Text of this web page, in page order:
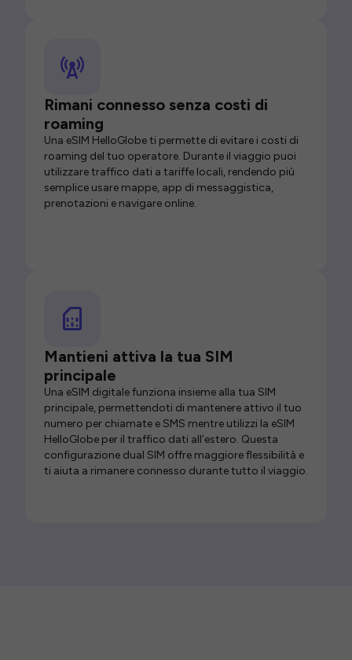
Rimani connesso senza costi di
roaming
Una eSIM HelloGlobe ti permette di evitare i costi di
roaming del tuo operatore. Durante il viaggio puoi
utilizzare traffico dati a tariffe locali, rendendo più
semplice usare mappe, app di messaggistica,
prenotazioni e navigare online.
Mantieni attiva la tua SIM
principale
Una eSIM digitale funziona insieme alla tua SIM
principale, permettendoti di mantenere attivo il tuo
numero per chiamate e SMS mentre utilizzi la eSIM
HelloGlobe per il traffico dati all’estero. Questa
configurazione dual SIM offre maggiore flessibilità e
ti aiuta a rimanere connesso durante tutto il viaggio.